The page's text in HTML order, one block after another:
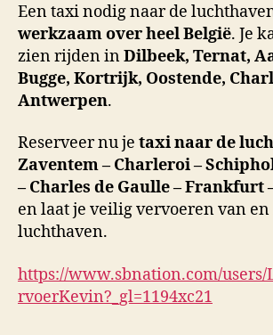
Een taxi nodig naar de
werkzaam over heel België. Je
zien rijden inDilbeek, Ternat,
Bugge, Kortrijk, Oostende,
Antwerpen.
Reserveer nu je taxi naar de
Zaventem – Charleroi –
– Charles de Gaulle – Frankfurt
en laat je veilig vervoeren van en
luchthaven.
https://www.sbnation.com/users/
rvoerKevin?_gl=1194xc21